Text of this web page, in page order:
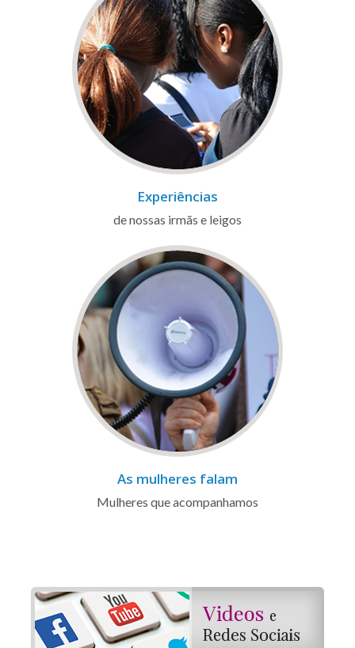
Experiências
de nossas irmãs e leigos
As mulheres falam
Mulheres que acompanhamos